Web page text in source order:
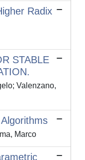
Radix
STABLE
Valenzano,
Marco